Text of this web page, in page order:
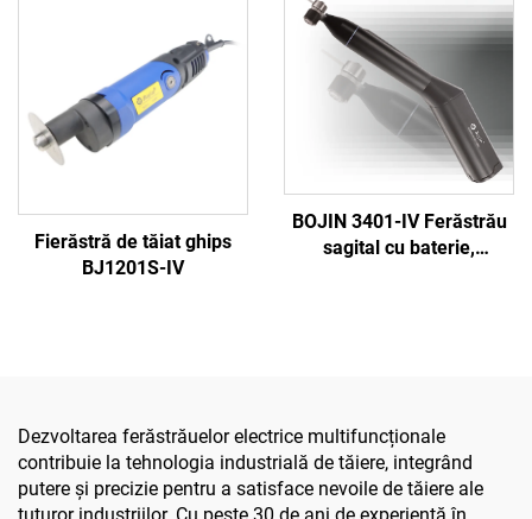
traumatisme 5000
universal pentru găurit,
tăiat și strâns șuruburi,
pentru chirurgie
traumatică și articulară
Fierăstră de tăiat ghips
BJ1201S-IV
BOJIN 3401-IV Ferăstrău
sagital cu baterie,
Dezvoltarea ferăstrăuelor electrice multifuncționale
contribuie la tehnologia industrială de tăiere, integrând
putere și precizie pentru a satisface nevoile de tăiere ale
tuturor industriilor. Cu peste 30 de ani de experiență în